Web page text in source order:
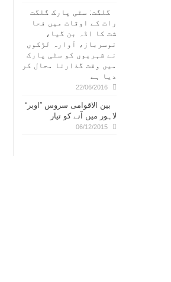
گلگت: سٹی پارک گلگت
رات کے اوقات میں فحا
شت کا اڈہ بن گیا،
نوسرباز، آوارہ لڑکوں
نے شہریوں کو سٹی پارک
میں وقت گذارنا محال کر
دیا ہے
22/06/2016
بین الاقوامی سروس ”اوبر“
لاہور میں آنے کو تیار
06/12/2015